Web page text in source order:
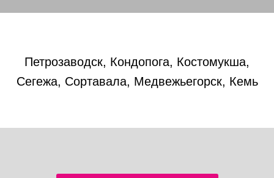
Петрозаводск, Кондопога, Костомукша,
Сегежа, Сортавала, Медвежьегорск, Кемь